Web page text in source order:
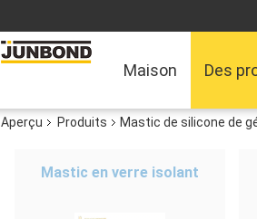
Maison Des
Aperçu Produits Mastic de silicone de
Mastic en verre isolant